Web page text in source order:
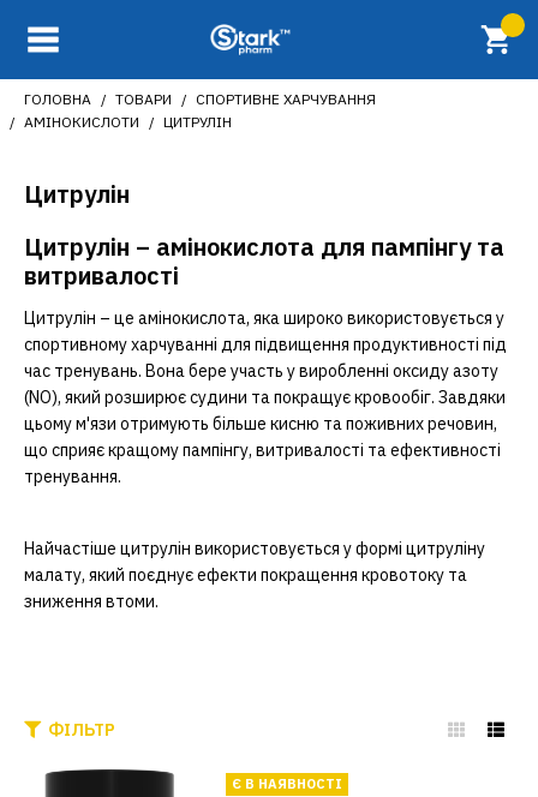
ГОЛОВНА ТОВАРИ
СПОРТИВНЕ ХАРЧУВАННЯ
АМІНОКИСЛОТИ
ЦИТРУЛІН
Цитрулін
Цитрулін – амінокислота для пампінгу та
витривалості
Цитрулін – це амінокислота, яка широко використовується у
спортивному харчуванні для підвищення продуктивності під
час тренувань. Вона бере участь у виробленні оксиду азоту
(NO), який розширює судини та покращує кровообіг. Завдяки
цьому м'язи отримують більше кисню та поживних речовин,
що сприяє кращому пампінгу, витривалості та ефективності
тренування.
Найчастіше цитрулін використовується у формі цитруліну
малату, який поєднує ефекти покращення кровотоку та
зниження втоми.
ФІЛЬТР
Є В НАЯВНОСТІ